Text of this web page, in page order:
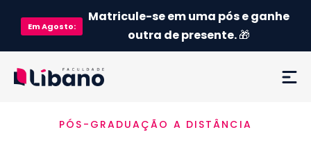
EmAgosto:
Matricule-se em uma pós e ganhe
outra de presente.🎁
EmentaPÓS-GRADUAÇÃO A DISTÂNCIA